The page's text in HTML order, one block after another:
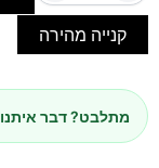
קנייה מהירה
מתלבט? דבר איתנו